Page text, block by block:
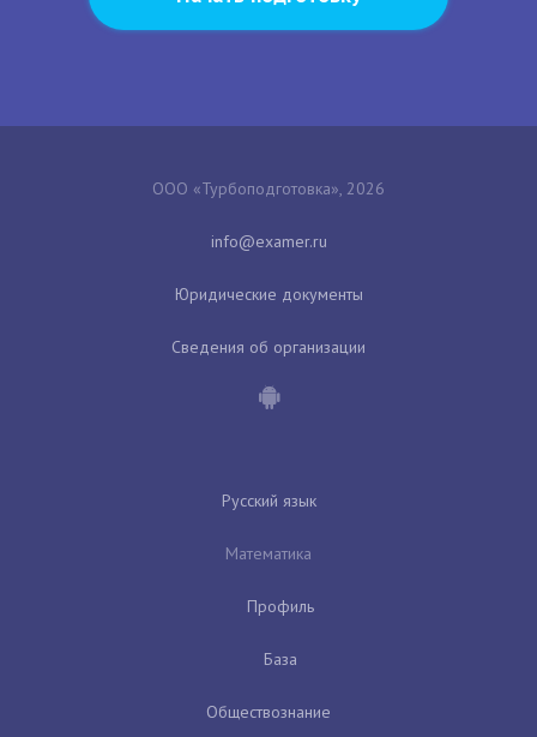
ООО «Турбоподготовка», 2026
Юридические документы
Сведения об организации
Русский язык
Математика
Профиль
База
Обществознание